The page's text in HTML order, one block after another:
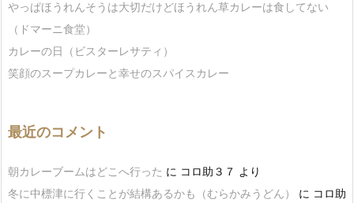
やっぱほうれんそうは大切だけどほうれん草カレーは食してない
（ドマーニ食堂）
カレーの日（ビスターレサティ）
笑顔のスープカレーと幸せのスパイスカレー
最近のコメント
朝カレーブームはどこへ行った に コロ助３７ より
冬に中標津に行くことが結構あるかも（むらかみうどん）
に コロ助